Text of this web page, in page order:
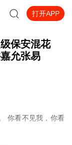
打开APP
保安混花
允张易
你看不见我，你看